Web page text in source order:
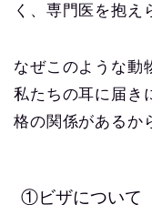
く、専門医を抱え
なぜこのような動
私たちの耳に届
格の関係があるか
①ビザについて